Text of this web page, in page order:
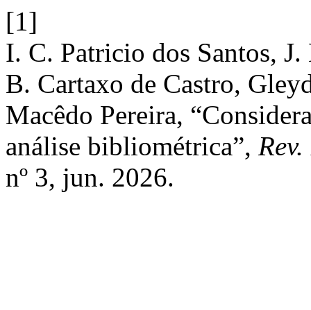
[1]
I. C. Patricio dos Santos,
B. Cartaxo de Castro,
Macêdo Pereira,
análise bibliométrica”,
nº 3, jun. 2026.